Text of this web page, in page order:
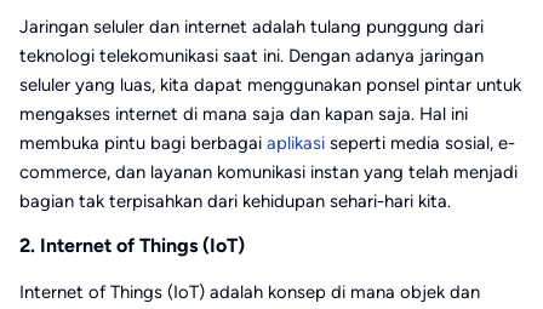
Jaringan seluler dan internet adalah tulang punggung dari
teknologi telekomunikasi saat ini. Dengan adanya jaringan
seluler yang luas, kita dapat menggunakan ponsel pintar untuk
mengakses internet di mana saja dan kapan saja. Hal ini
membuka pintu bagi berbagai aplikasi seperti media sosial, e-
commerce, dan layanan komunikasi instan yang telah menjadi
bagian tak terpisahkan dari kehidupan sehari-hari kita.
2. Internet of Things (IoT)
Internet of Things (IoT) adalah konsep di mana objek dan